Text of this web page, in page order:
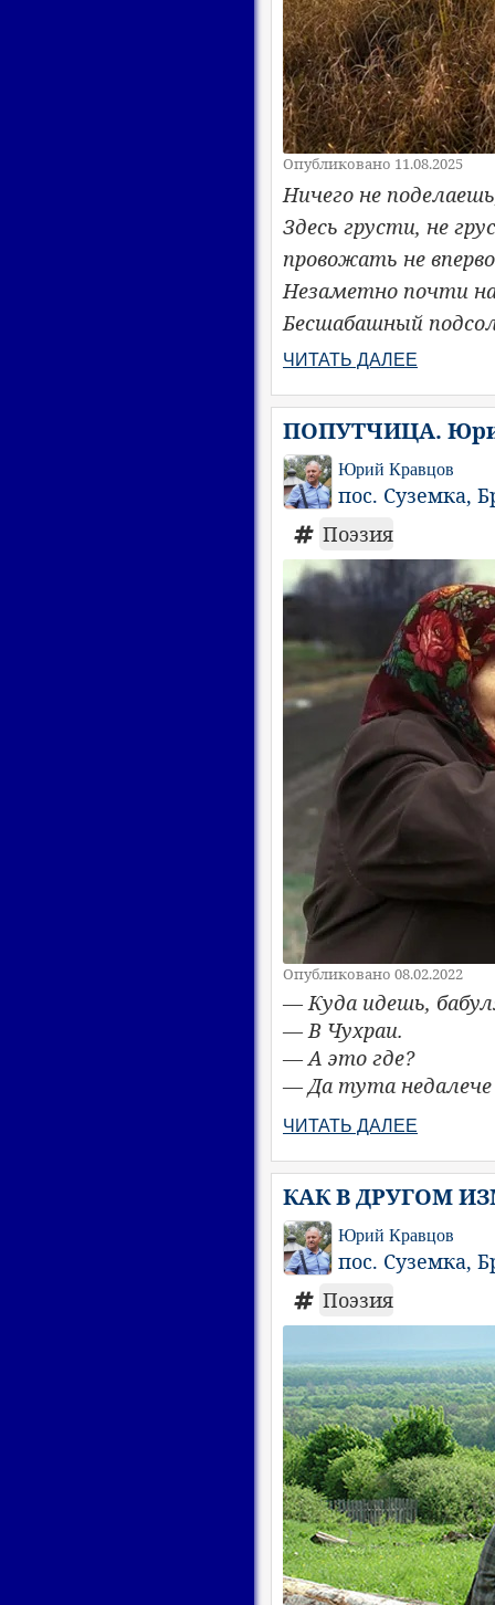
Опубликовано 11.08.2025
Ничего не
Здесь грусти, не
провожать не
Незаметно почти
Бесшабашный
ЧИТАТЬ ДАЛЕЕ
ПОПУТЧИЦА.
Юрий Кравцов
пос. Суземка,
Поэзия
Опубликовано 08.02.2022
— Куда идешь,
— В Чухраи.
— А это где?
— Да тута недалече
ЧИТАТЬ ДАЛЕЕ
КАК В ДРУГОМ
Юрий Кравцов
пос. Суземка,
Поэзия